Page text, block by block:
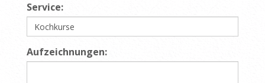
Service:
Aufzeichnungen: